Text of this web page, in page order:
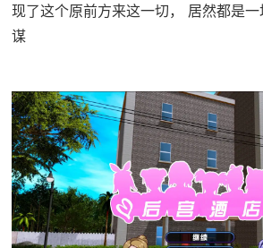
现了这个原前方来这一切， 居然都是
谋